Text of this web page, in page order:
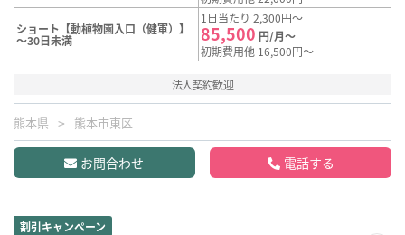
ショート【動植物園入口（健軍）】
～30日未満
1日当たり 2,300円～
85,500 円/月～
初期費用他 16,500円～
法人契約歓迎
熊本県 熊本市東区
お問合わせ 電話する
割引キャンペーン